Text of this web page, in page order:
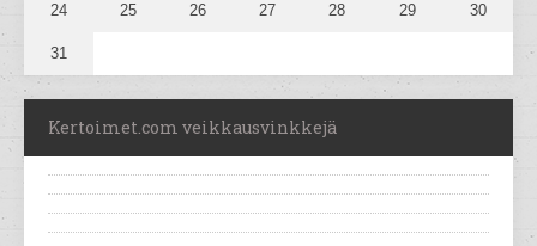
24 25 26 27 28 29 30
31
Kertoimet.com veikkausvinkkejä